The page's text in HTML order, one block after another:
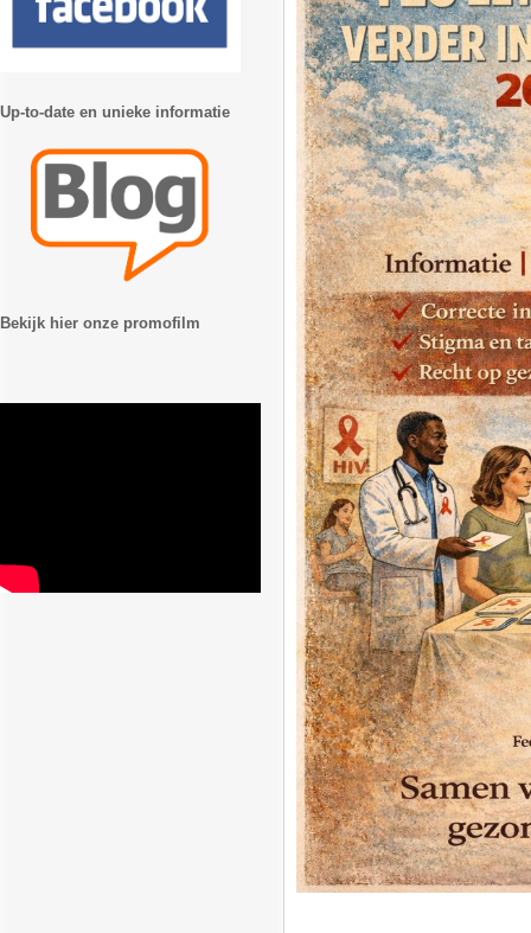
Up-to-date en unieke informatie
Bekijk hier onze promofilm